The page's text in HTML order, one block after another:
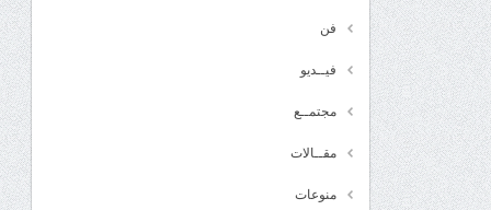
فن
فيــديو
مجتمــع
مقــالات
منوعات